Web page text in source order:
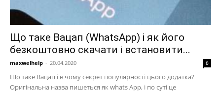
Що таке Вацап (WhatsApp) і як його
безкоштовно скачати і встановити...
maxwelhelp - 20.04.2020 0
Що таке Вацап і в чому секрет популярності цього додатка?
Оригінальна назва пишеться як whats App, і по суті це